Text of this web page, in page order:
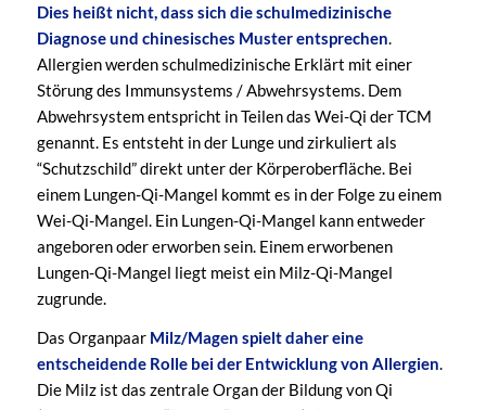
Dies heißt nicht, dass sich die schulmedizinische
Diagnose und chinesisches Muster entsprechen.
Allergien werden schulmedizinische Erklärt mit einer
Störung des Immunsystems / Abwehrsystems. Dem
Abwehrsystem entspricht in Teilen das Wei-Qi der TCM
genannt. Es entsteht in der Lunge und zirkuliert als
“Schutzschild” direkt unter der Körperoberfläche. Bei
einem Lungen-Qi-Mangel kommt es in der Folge zu einem
Wei-Qi-Mangel. Ein Lungen-Qi-Mangel kann entweder
angeboren oder erworben sein. Einem erworbenen
Lungen-Qi-Mangel liegt meist ein Milz-Qi-Mangel
zugrunde.
Das Organpaar Milz/Magen spielt daher eine
entscheidende Rolle bei der Entwicklung von Allergien.
Die Milz ist das zentrale Organ der Bildung von Qi